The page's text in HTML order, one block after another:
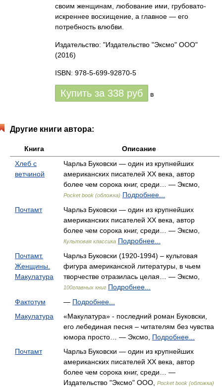
своим женщинам, любование ими, грубовато-
искреннее восхищение, а главное — его
потребность влюбви.
Издательство: "Издательство "Эксмо" ООО"
(2016)
ISBN: 978-5-699-92870-5
Купить за 338 руб в
Другие книги автора:
Книга
Описание
Хлеб с
ветчиной
Чарльз Буковски — один из крупнейших
американских писателей ХХ века, автор
более чем сорока книг, среди… — Эксмо,
Pocket book (обложка) Подробнее...
Почтамт
Чарльз Буковски — один из крупнейших
американских писателей ХХ века, автор
более чем сорока книг, среди… — Эксмо,
Культовая классика Подробнее...
Почтамт.
Женщины.
Макулатура
Чарльз Буковски (1920-1994) – культовая
фигура американской литературы, в чьем
творчестве отразилась целая… — Эксмо,
100главных книг Подробнее...
Фактотум
— Подробнее...
Макулатура
«Макулатура» - последний роман Буковски,
его лебединая песня – читателям без чувства
юмора просто… — Эксмо, Подробнее...
Почтамт
Чарльз Буковски — один из крупнейших
американских писателей ХХ века, автор
более чем сорока книг, среди… —
Издательство "Эксмо" ООО,
Pocket book (обложка)